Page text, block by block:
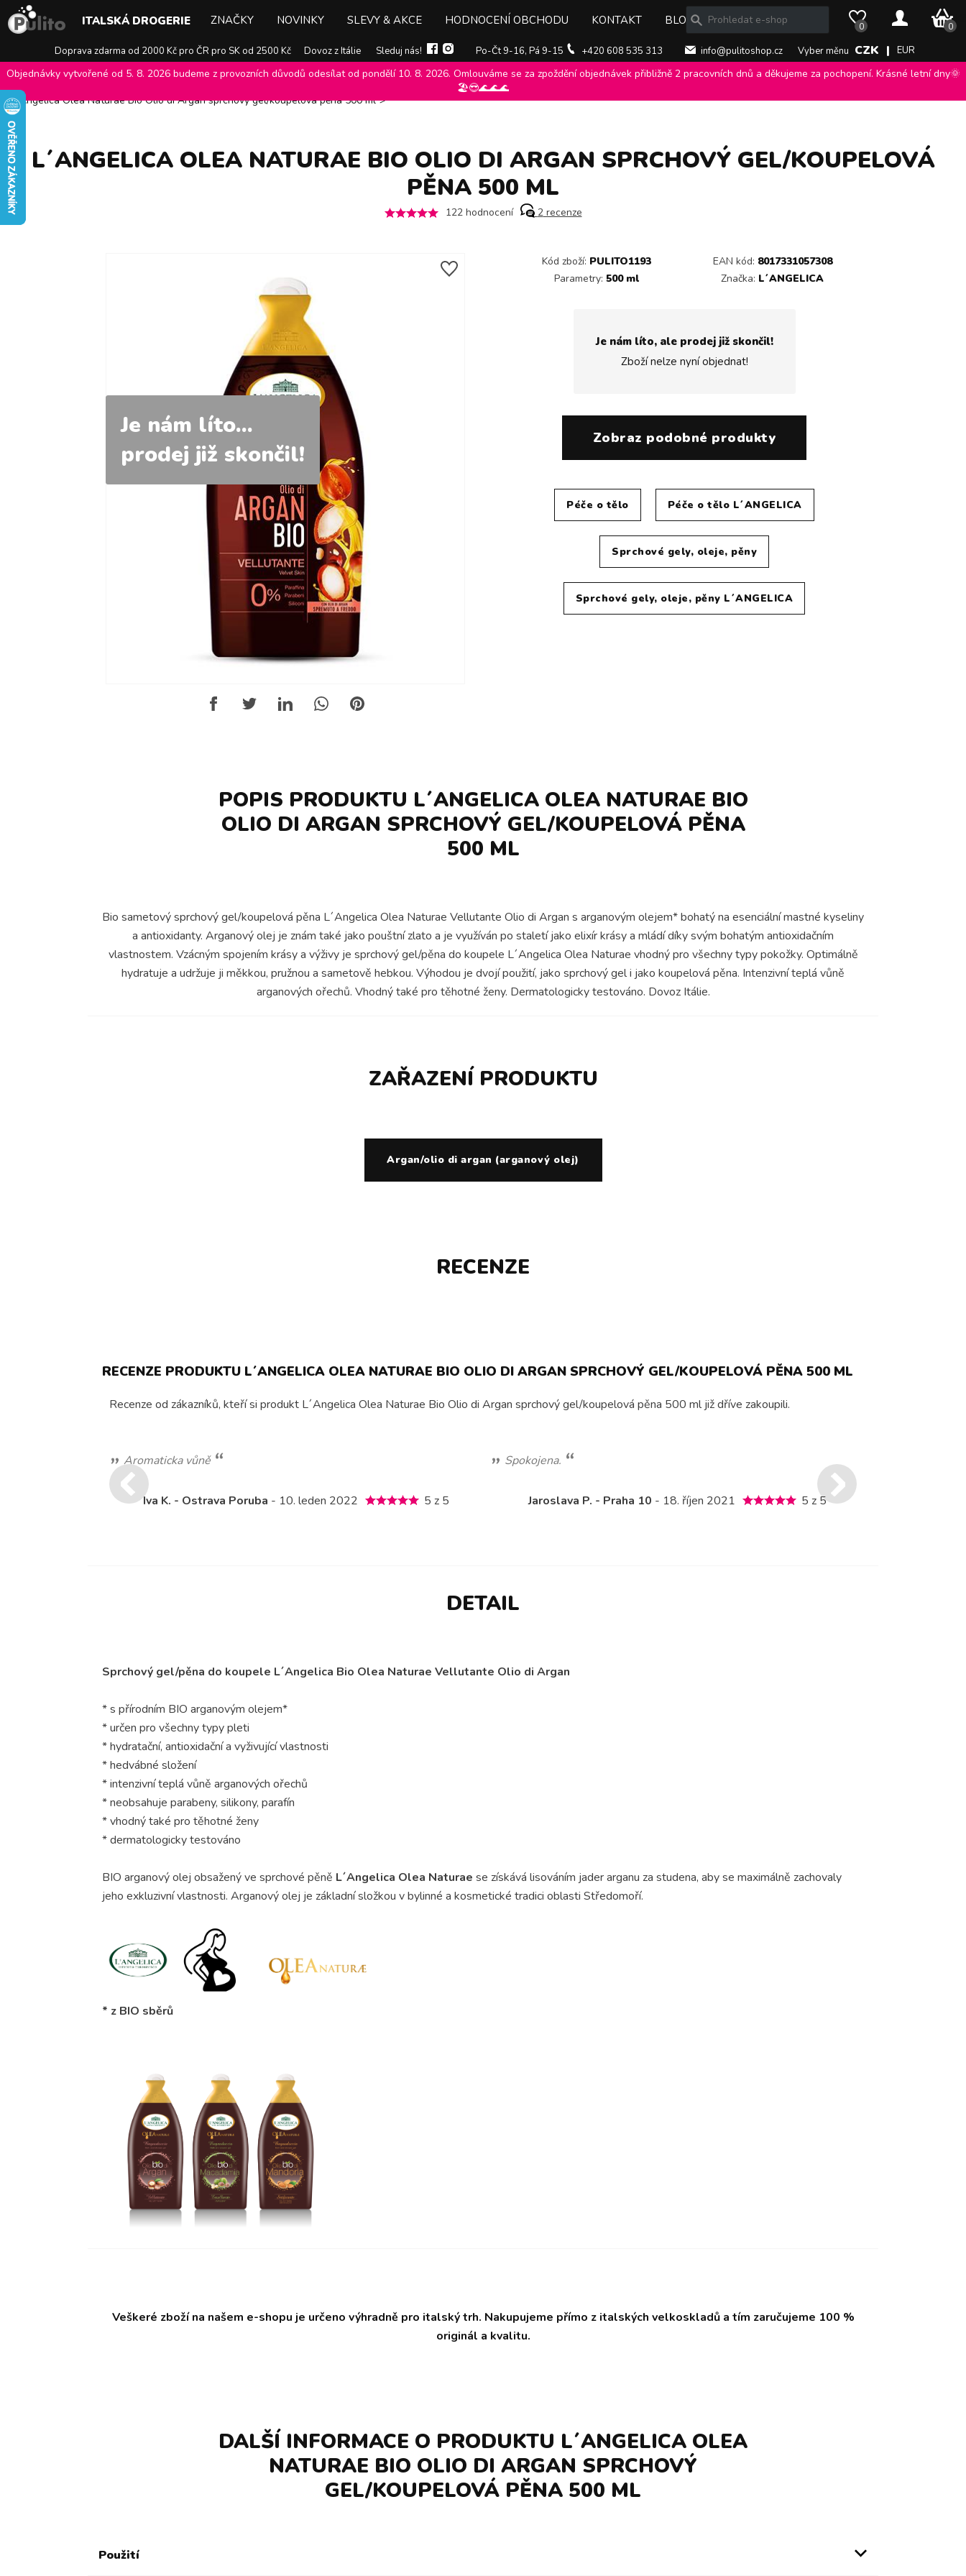
Doprava zdarma od 2000 Kč pro ČR pro SK od 2500 Kč Dovoz z Itálie Sleduj nás! Po-Čt 9-16, Pá 9-15 +420 608 535 313 info@pulitoshop.cz Vyber měnu CZK | EUR
ITALSKÁ DROGERIE ZNAČKY NOVINKY SLEVY & AKCE HODNOCENÍ OBCHODU KONTAKT BLOG 0 0
0 Kč
Objednávky vytvořené od 5. 8. 2026 budeme z provozních důvodů odesílat od pondělí 10. 8. 2026. Omlouváme se za zpoždění objednávek přibližně 2 pracovních dnů a děkujeme za pochopení. Krásné letní dny🌞
🏖️😎🌊🌊🌊
E-shop Pulito Sprchové gely, oleje, pěny l´angelica
L´Angelica Olea Naturae Bio Olio di Argan sprchový gel/koupelová pěna 500 ml >
L´ANGELICA OLEA NATURAE BIO OLIO DI ARGAN SPRCHOVÝ GEL/KOUPELOVÁ
PĚNA 500 ML
122hodnocení 2recenze
Je nám líto...
prodej již skončil!
Kód zboží: PULITO1193 EAN kód: 8017331057308
Parametry: 500 ml Značka: L´ANGELICA
Je nám líto, ale prodej již skončil!
Zboží nelze nyní objednat!
Zobraz podobné produkty
Péče o tělo Péče o tělo L´ANGELICA
Sprchové gely, oleje, pěny
Sprchové gely, oleje, pěny L´ANGELICA
POPIS PRODUKTU L´ANGELICA OLEA NATURAE BIO
OLIO DI ARGAN SPRCHOVÝ GEL/KOUPELOVÁ PĚNA
500 ML
Bio sametový sprchový gel/koupelová pěna L´Angelica Olea Naturae Vellutante Olio di Argan s arganovým olejem* bohatý na esenciální mastné kyseliny
a antioxidanty. Arganový olej je znám také jako pouštní zlato a je využíván po staletí jako elixír krásy a mládí díky svým bohatým antioxidačním
vlastnostem. Vzácným spojením krásy a výživy je sprchový gel/pěna do koupele L´Angelica Olea Naturae vhodný pro všechny typy pokožky. Optimálně
hydratuje a udržuje ji měkkou, pružnou a sametově hebkou. Výhodou je dvojí použití, jako sprchový gel i jako koupelová pěna. Intenzivní teplá vůně
arganových ořechů. Vhodný také pro těhotné ženy. Dermatologicky testováno. Dovoz Itálie.
ZAŘAZENÍ PRODUKTU
Argan/olio di argan (arganový olej)
RECENZE
RECENZE PRODUKTU L´ANGELICA OLEA NATURAE BIO OLIO DI ARGAN SPRCHOVÝ GEL/KOUPELOVÁ PĚNA 500 ML
Recenze od zákazníků, kteří si produkt L´Angelica Olea Naturae Bio Olio di Argan sprchový gel/koupelová pěna 500 ml již dříve zakoupili.
Aromaticka vůně
5 z 5
Iva K. - Ostrava Poruba - 10. leden 2022
Spokojena.
5 z 5
Jaroslava P. - Praha 10 - 18. říjen 2021
DETAIL
Sprchový gel/pěna do koupele L´Angelica Bio Olea Naturae Vellutante Olio di Argan
* s přírodním BIO arganovým olejem*
* určen pro všechny typy pleti
* hydratační, antioxidační a vyživující vlastnosti
* hedvábné složení
* intenzivní teplá vůně arganových ořechů
* neobsahuje parabeny, silikony, parafín
* vhodný také pro těhotné ženy
* dermatologicky testováno
BIO arganový olej obsažený ve sprchové pěně L´Angelica Olea Naturae se získává lisováním jader arganu za studena, aby se maximálně zachovaly
jeho exkluzivní vlastnosti. Arganový olej je základní složkou v bylinné a kosmetické tradici oblasti Středomoří.
* z BIO sběrů
Veškeré zboží na našem e-shopu je určeno výhradně pro italský trh. Nakupujeme přímo z italských velkoskladů a tím zaručujeme 100 %
originál a kvalitu.
DALŠÍ INFORMACE O PRODUKTU L´ANGELICA OLEA
NATURAE BIO OLIO DI ARGAN SPRCHOVÝ
GEL/KOUPELOVÁ PĚNA 500 ML
Použití